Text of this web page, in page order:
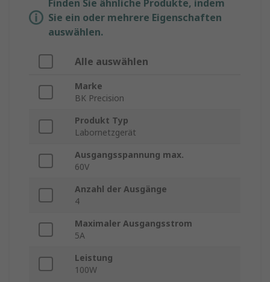
Finden Sie ähnliche Produkte, indem
Sie ein oder mehrere Eigenschaften
auswählen.
Alle auswählen
Marke
BK Precision
Produkt Typ
Labornetzgerät
Ausgangsspannung max.
60V
Anzahl der Ausgänge
4
Maximaler Ausgangsstrom
5A
Leistung
100W